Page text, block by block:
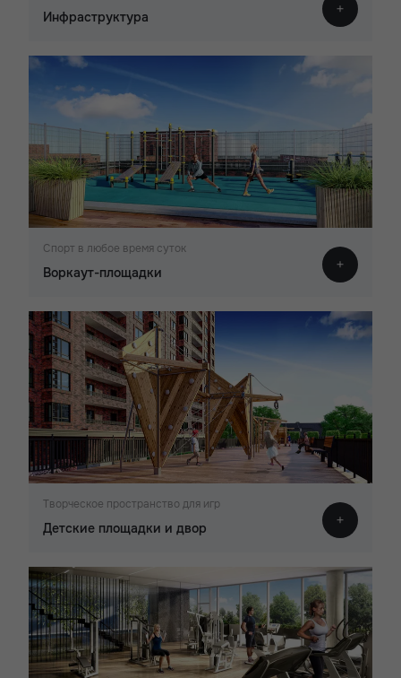
Инфраструктура
Спорт в любое время суток
Воркаут-площадки
Творческое пространство для игр
Детские площадки и двор